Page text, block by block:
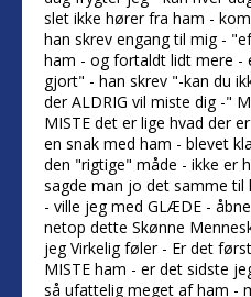
slet ikke hører fra ham -
han skrev engang til mig -
ham - og fortaldt lidt mere -
gjort" - han skrev "-kan du
der ALDRIG vil miste dig -"
MISTE det er lige hvad der
en snak med ham - blevet
den "rigtige" måde - ikke er
sagde man jo det samme til
- ville jeg med GLÆDE -
netop dette Skønne
jeg Virkelig føler - Er det
MISTE ham - er det sidste
så ufattelig meget af ham -